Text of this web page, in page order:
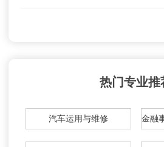
热门专业推
汽车运用与维修